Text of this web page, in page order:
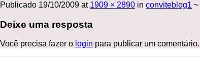
Publicado 19/10/2009 at 1909 × 2890 in conviteblog1 ~
Deixe uma resposta
Você precisa fazer o login para publicar um comentário.